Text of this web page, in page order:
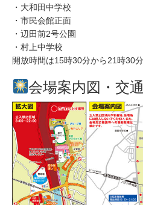
・大和田中学校
・市民会館正面
・辺田前2号公園
・村上中学校
開放時間は15時30分から21時30分
会場案内図・交